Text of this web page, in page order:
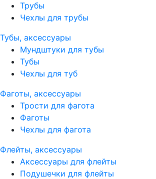
Трубы
Чехлы для трубы
Тубы, аксессуары
Мундштуки для тубы
Тубы
Чехлы для туб
Фаготы, аксессуары
Трости для фагота
Фаготы
Чехлы для фагота
Флейты, аксессуары
Аксессуары для флейты
Подушечки для флейты